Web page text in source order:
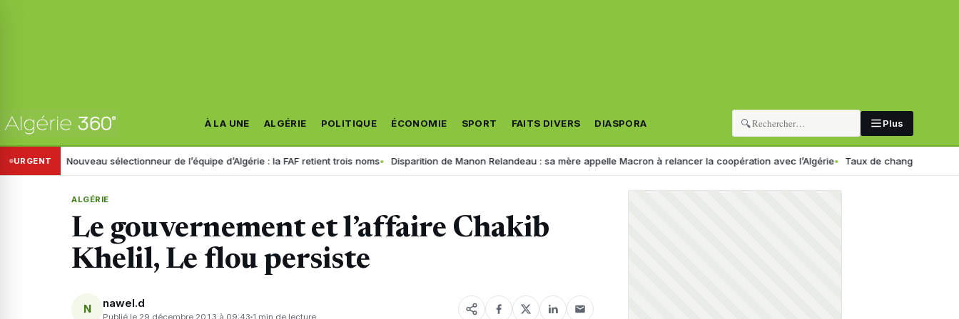
À LA UNE ALGÉRIE POLITIQUE ÉCONOMIE SPORT FAITS DIVERS DIASPORA 🔍 Plus
URGENTNouveau sélectionneur de l’équipe d’Algérie : la FAF retient trois noms Disparition de Manon Relandeau : sa mère appelle Macron à relancer la coopération avec l’Algérie Taux de change en Algérie :
ALGÉRIE
Le gouvernement et l’affaire Chakib
Khelil, Le flou persiste
N nawel.d
Publié le 29 décembre 2013 à 09:43 1 min de lecture